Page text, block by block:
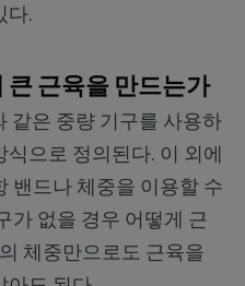
다.
큰 근육을 만드는가
같은 중량 기구를 사용하
으로 정의된다. 이 외에
밴드나 체중을 이용할 수
가 없을 경우 어떻게 근
체중만으로도 근육을